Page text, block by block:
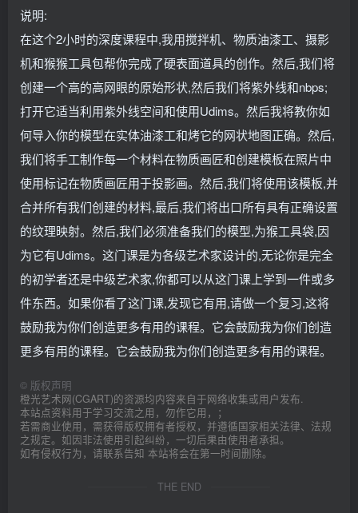
说明:
在这个2小时的深度课程中,我用搅拌机、物质油漆工、摄影
机和猴猴工具包帮你完成了硬表面道具的创作。然后,我们将
创建一个高的高网眼的原始形状,然后我们将紫外线和nbps;
打开它适当利用紫外线空间和使用Udims。然后我将教你如
何导入你的模型在实体油漆工和烤它的网状地图正确。然后,
我们将手工制作每一个材料在物质画匠和创建模板在照片中
使用标记在物质画匠用于投影画。然后,我们将使用该模板,并
合并所有我们创建的材料,最后,我们将出口所有具有正确设置
的纹理映射。然后,我们必须准备我们的模型,为猴工具袋,因
为它有Udims。这门课是为各级艺术家设计的,无论你是完全
的初学者还是中级艺术家,你都可以从这门课上学到一件或多
件东西。如果你看了这门课,发现它有用,请做一个复习,这将
鼓励我为你们创造更多有用的课程。它会鼓励我为你们创造
更多有用的课程。它会鼓励我为你们创造更多有用的课程。
© 版权声明
橙光艺术网(CGART)的资源均内容来自于网络收集或用户发布.
本站点资料用于学习交流之用，勿作它用，；
若需商业使用，需获得版权拥有者授权，并遵循国家相关法律、法规
之规定。如因非法使用引起纠纷，一切后果由使用者承担。
如有侵权行为，请联系告知 本站将会在第一时间删除。
THE END